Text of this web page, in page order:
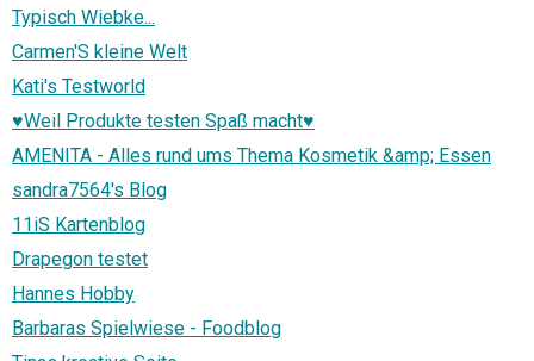
Typisch Wiebke...
Carmen'S kleine Welt
Kati's Testworld
♥Weil Produkte testen Spaß macht♥
AMENITA - Alles rund ums Thema Kosmetik &amp; Essen
sandra7564's Blog
11iS Kartenblog
Drapegon testet
Hannes Hobby
Barbaras Spielwiese - Foodblog